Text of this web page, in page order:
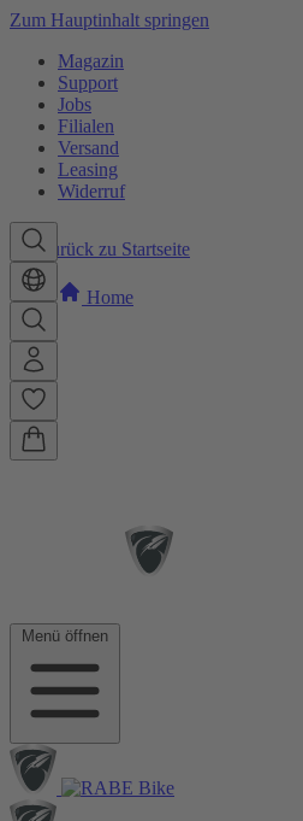
Zum Hauptinhalt springen
Magazin
Support
Jobs
Filialen
Versand
Leasing
Widerruf
Menü öffnen
Zurück zu Startseite
Home